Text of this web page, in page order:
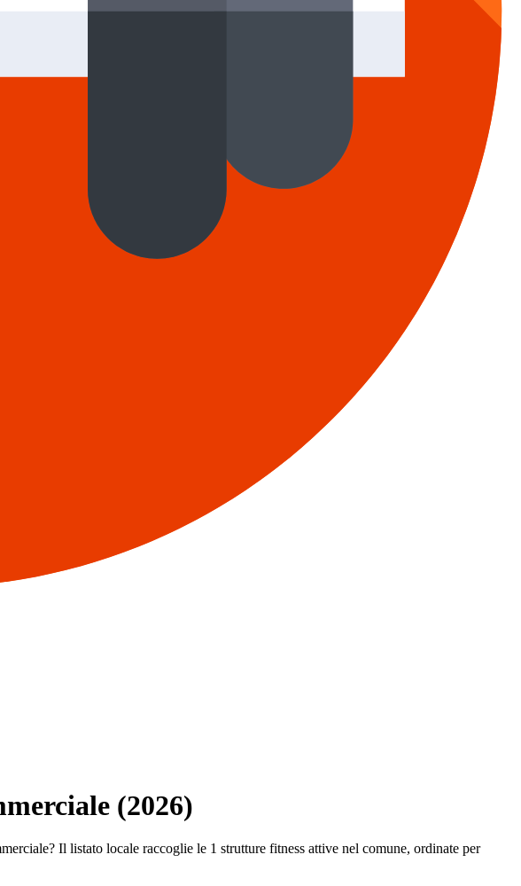
(2026)
Il listato locale raccoglie le 1 strutture fitness attive nel comune, ordinate per